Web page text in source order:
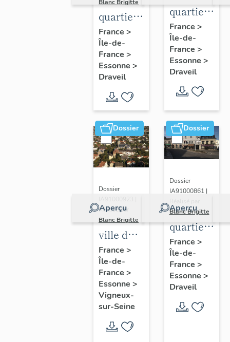
Blanc Brigitte
quartier
de
Mainville
France >
Île-de-
France >
Essonne >
Draveil
quartier
des
bords de
Seine
France >
Île-de-
France >
Essonne >
Draveil
Dossier
Aperçu
Dossier
Réalisé par
Blanc Brigitte
ville de
Vigneux-
sur-
Seine
France >
Île-de-
France >
Essonne >
Vigneux-
sur-Seine
Dossier
Aperçu
Dossier
IA91000861 |
Blanc Brigitte
quartier
du
centre
France >
Île-de-
France >
Essonne >
Draveil